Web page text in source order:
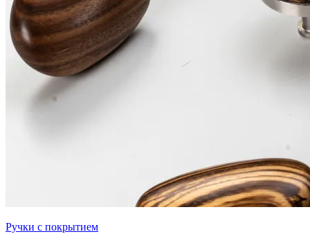
Ручки с покрытием